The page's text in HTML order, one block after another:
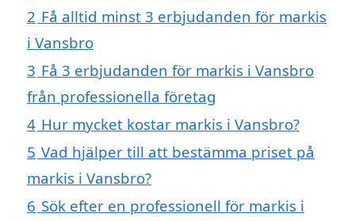
2 Få alltid minst 3 erbjudanden för markis
i Vansbro
3 Få 3 erbjudanden för markis i Vansbro
från professionella företag
4 Hur mycket kostar markis i Vansbro?
5 Vad hjälper till att bestämma priset på
markis i Vansbro?
6 Sök efter en professionell för markis i